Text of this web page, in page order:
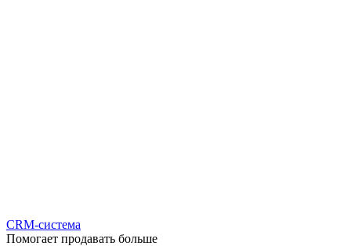
CRM-система
Помогает продавать больше